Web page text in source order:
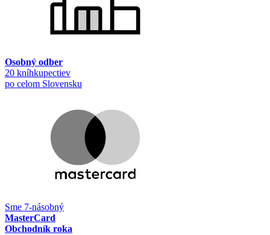
Osobný odber
20 kníhkupectiev
po celom Slovensku
Sme 7-násobný
MasterCard
Obchodník roka